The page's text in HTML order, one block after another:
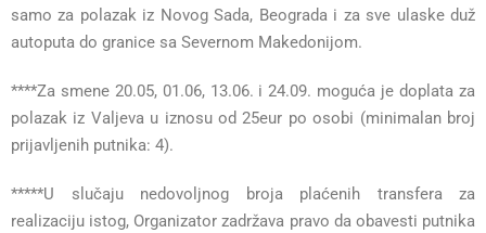
samo za polazak iz Novog Sada, Beograda i za sve ulaske duž
autoputa do granice sa Severnom Makedonijom.
****Za smene 20.05, 01.06, 13.06. i 24.09. moguća je doplata za
polazak iz Valjeva u iznosu od 25eur po osobi (minimalan broj
prijavljenih putnika: 4).
*****U slučaju nedovoljnog broja plaćenih transfera za
realizaciju istog, Organizator zadržava pravo da obavesti putnika